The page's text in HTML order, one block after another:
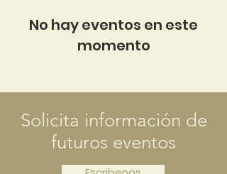
No hay eventos en este
momento
Solicita información de
futuros eventos